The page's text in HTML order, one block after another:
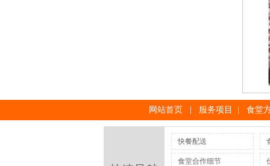
网站首页 服务项目 食堂
快餐配送
食堂合作细节